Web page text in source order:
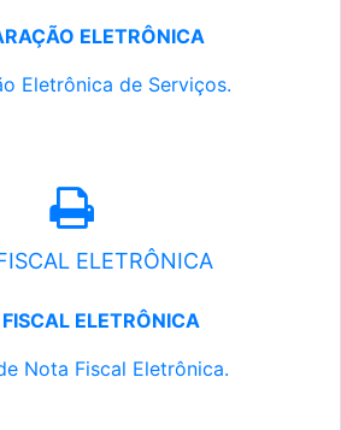
ELETRÔNICA
Eletrônica de Serviços.
ELETRÔNICA
ELETRÔNICA
Nota Fiscal Eletrônica.